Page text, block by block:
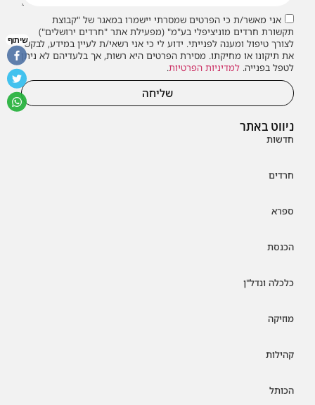
ניווט באתר
חדשות
חרדים
ספרא
הכנסת
כלכלה ונדל"ן
מוזיקה
קהילות
הכותל
אני מאשר/ת כי הפרטים שמסרתי יישמרו במאגר של "קבוצת
תקשורת חרדים מוניציפלי בע"מ" (מפעילת אתר "חרדים ירושלים")
לצורך טיפול ומענה לפנייתי. ידוע לי כי אני רשאי/ת לעיין במידע, לבקש
את תיקונו או מחיקתו. מסירת הפרטים היא רשות, אך בלעדיהם לא ניתן
לטפל בפנייה. למדיניות הפרטיות.
שליחה
שיתוף